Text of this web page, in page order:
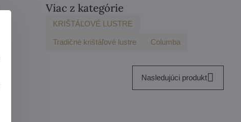
Viac z kategórie
KRIŠTÁĽOVÉ LUSTRE
Tradičné krištáľové lustre Columba
Nasledujúci produkt